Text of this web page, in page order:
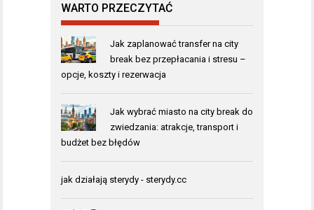
WARTO PRZECZYTAĆ
Jak zaplanować transfer na city
break bez przepłacania i stresu –
opcje, koszty i rezerwacja
Jak wybrać miasto na city break do
zwiedzania: atrakcje, transport i
budżet bez błędów
jak działają sterydy - sterydy.cc